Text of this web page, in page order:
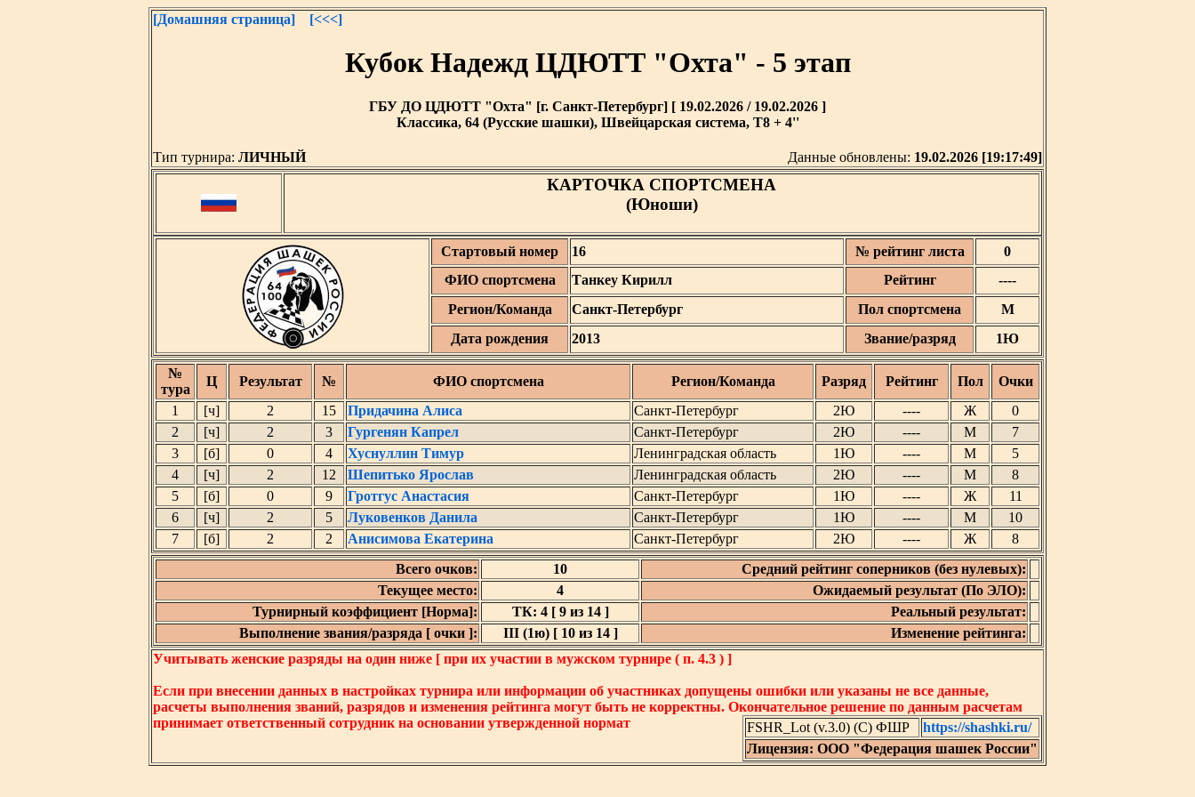
[Домашняя страница] [<<<]
Кубок Надежд ЦДЮТТ "Охта" - 5 этап
ГБУ ДО ЦДЮТТ "Охта" [г. Санкт-Петербург] [ 19.02.2026 / 19.02.2026 ]
Классика, 64 (Русские шашки), Швейцарская система, T8 + 4''
Тип турнира: ЛИЧНЫЙ Данные обновлены: 19.02.2026 [19:17:49]
КАРТОЧКА СПОРТСМЕНА
(Юноши)
Стартовый номер 16 № рейтинг листа
0
ФИО спортсмена
Танкеу Кирилл Рейтинг
----
Регион/Команда
Санкт-Петербург Пол спортсмена
М
Дата рождения
2013 Звание/разряд 1Ю
№
тура
Ц Результат № ФИО спортсмена Регион/Команда Разряд Рейтинг Пол
Очки
1
[ч] 2 15 Придачина Алиса Санкт-Петербург 2Ю ---- Ж
0
2
[ч] 2 3 Гургенян Капрел Санкт-Петербург 2Ю ---- М
7
3
[б] 0 4 Хуснуллин Тимур Ленинградская область 1Ю ---- М
5
4
[ч] 2 12 Шепитько Ярослав Ленинградская область 2Ю ---- М
8
5
[б] 0 9 Гротгус Анастасия Санкт-Петербург 1Ю ---- Ж
11
6
[ч] 2 5 Луковенков Данила Санкт-Петербург 1Ю ---- М
10
7
[б] 2 2 Анисимова Екатерина Санкт-Петербург 2Ю ---- Ж
8
Всего очков:
10
Средний рейтинг соперников (без нулевых):
Текущее место:
4
Ожидаемый результат (По ЭЛО):
Турнирный коэффициент [Норма]:
ТК: 4 [ 9 из 14 ]
Реальный результат:
Выполнение звания/разряда [ очки ]:
III (1ю) [ 10 из 14 ]
Изменение рейтинга:
Учитывать женские разряды на один ниже [ при их участии в мужском турнире ( п. 4.3 ) ]
Если при внесении данных в настройках турнира или информации об участниках допущены ошибки или указаны не все данные,
расчеты выполнения званий, разрядов и изменения рейтинга могут быть не корректны. Окончательное решение по данным расчетам
принимает ответственный сотрудник на основании утвержденной нормат
FSHR_Lot (v.3.0) (C) ФШР
https://shashki.ru/
Лицензия: ООО "Федерация шашек России"